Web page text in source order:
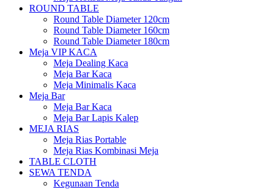
ROUND TABLE
Round Table Diameter 120cm
Round Table Diameter 160cm
Round Table Diameter 180cm
Meja VIP KACA
Meja Dealing Kaca
Meja Bar Kaca
Meja Minimalis Kaca
Meja Bar
Meja Bar Kaca
Meja Bar Lapis Kalep
MEJA RIAS
Meja Rias Portable
Meja Rias Kombinasi Meja
TABLE CLOTH
SEWA TENDA
Kegunaan Tenda